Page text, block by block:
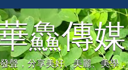
鱻傳媒
聲，分享美好、美麗、美學